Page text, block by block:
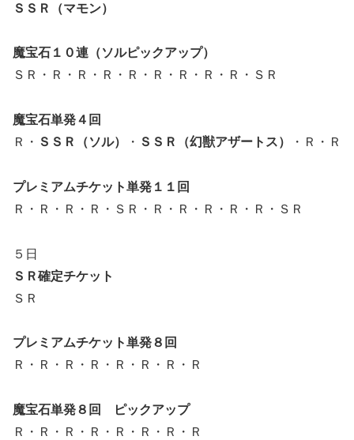
ＳＳＲ（マモン）
魔宝石１０連（ソルピックアップ）
ＳＲ・Ｒ・Ｒ・Ｒ・Ｒ・Ｒ・Ｒ・Ｒ・Ｒ・ＳＲ
魔宝石単発４回
Ｒ・ ＳＳＲ（ソル） ・ ＳＳＲ（幻獣アザートス） ・Ｒ・Ｒ
プレミアムチケット単発１１回
Ｒ・Ｒ・Ｒ・Ｒ・ＳＲ・Ｒ・Ｒ・Ｒ・Ｒ・Ｒ・ＳＲ
５日
ＳＲ確定チケット
ＳＲ
プレミアムチケット単発８回
Ｒ・Ｒ・Ｒ・Ｒ・Ｒ・Ｒ・Ｒ・Ｒ
魔宝石単発８回 ピックアップ
Ｒ・Ｒ・Ｒ・Ｒ・Ｒ・Ｒ・Ｒ・Ｒ